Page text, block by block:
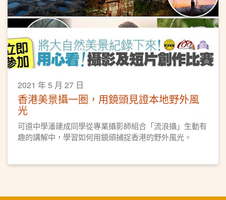
2021 年 5 月 27 日
香港美景攝一圈，用鏡頭見證本地野外風
光
可道中學潘建成同學從專業攝影師組合「流浪攝」生動有
趣的講解中，學習如何用鏡頭捕捉香港的野外風光。